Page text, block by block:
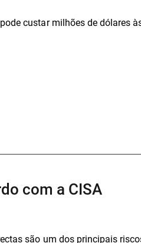
custar milhões de dólares
com a CISA
são um dos principais